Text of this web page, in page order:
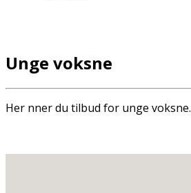
Unge voksne
Her finner du tilbud for unge voksne.